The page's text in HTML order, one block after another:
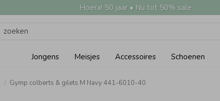
Hoera! 50 jaar • Nu tot 50% sale
Jongens Meisjes Accessoires Schoenen
Gymp colberts & gilets M Navy 441-6010-40